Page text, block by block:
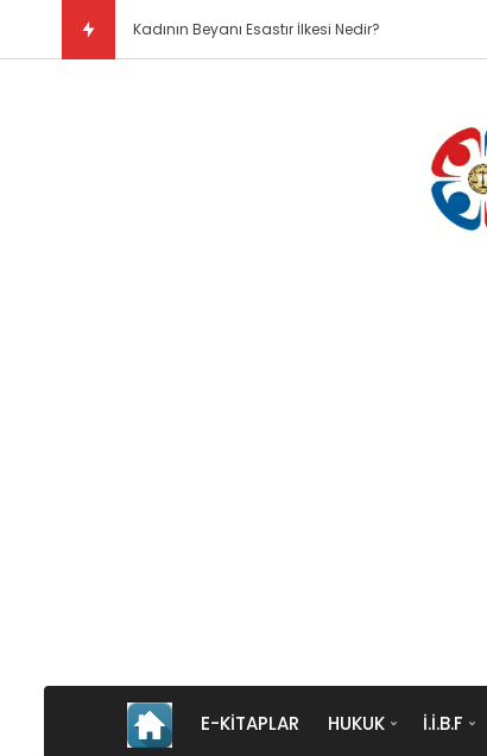
Doğal Hukuk Kuramı N
E-KITAPLAR HUKUK İ.İ.B.F